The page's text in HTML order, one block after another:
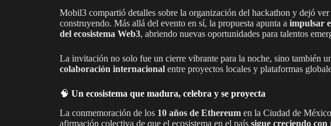
Mobil3 compartió detalles sobre la organización del hackathon y dejó
construyendo. Más allá del evento en sí, la propuesta apunta a impulsar
del ecosistema Web3, abriendo nuevas oportunidades para talentos
La invitación no solo fue un cierre vibrante para la noche, sino también
colaboración internacional entre proyectos locales y plataformas
🧠 Un ecosistema que madura, celebra y se proyecta
La conmemoración de los 10 años de Ethereum en la Ciudad de
afirmación colectiva de que el ecosistema en el país sigue creciendo